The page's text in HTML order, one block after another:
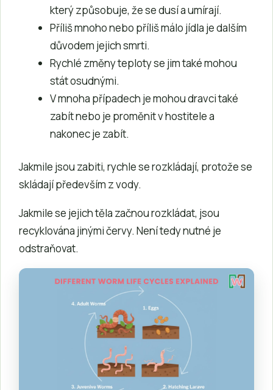
který způsobuje, že se dusí a umírají.
Příliš mnoho nebo příliš málo jídla je dalším
důvodem jejich smrti.
Rychlé změny teploty se jim také mohou
stát osudnými.
V mnoha případech je mohou dravci také
zabít nebo je proměnit v hostitele a
nakonec je zabít.
Jakmile jsou zabiti, rychle se rozkládají, protože se
skládají především z vody.
Jakmile se jejich těla začnou rozkládat, jsou
recyklována jinými červy. Není tedy nutné je
odstraňovat.